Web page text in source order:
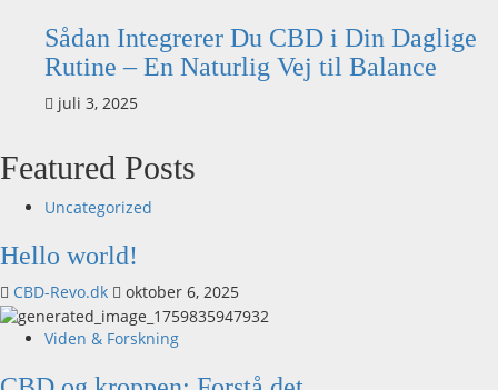
Sådan Integrerer Du CBD i Din Daglige
Rutine – En Naturlig Vej til Balance
juli 3, 2025
Featured Posts
Uncategorized
Hello world!
CBD-Revo.dk oktober 6, 2025
Viden & Forskning